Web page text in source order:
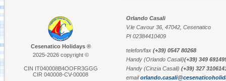
Parco Oltremare -
Riccione
Cesenatico Holidays ®
2025-2026 copyright ©
CIN IT040008B4OOFR3GGG
CIR 040008-CV-00008
Orlando Casali
V.le Cavour 36, 47042, Cesenatico
PI 02384410409
telefon/fax (+39) 0547 80268
Handy (Orlando Casali)(+39) 349
Handy (Cinzia Casali) (+39) 327
email